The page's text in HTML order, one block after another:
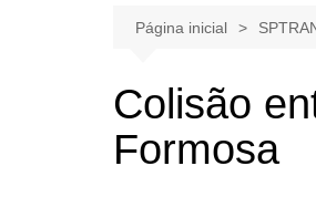
Página inicial
Colisão
Formosa